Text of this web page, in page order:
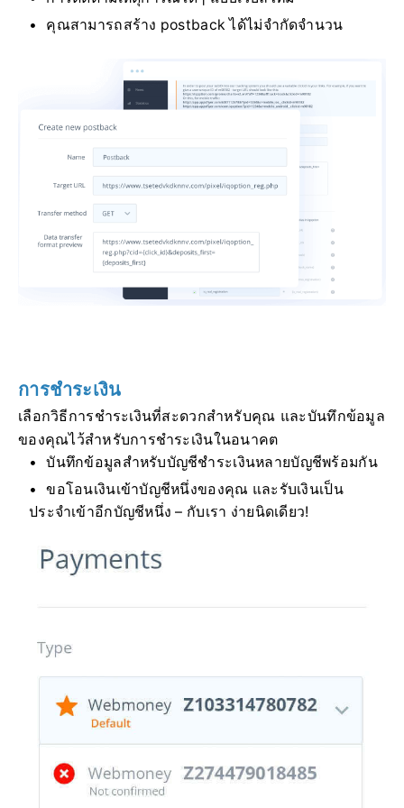
คุณสามารถสร้าง postback ได้ไม่จำกัดจำนวน
การชำระเงิน
เลือกวิธีการชำระเงินที่สะดวกสำหรับคุณ และบันทึกข้อมูล
ของคุณไว้สำหรับการชำระเงินในอนาคต
บันทึกข้อมูลสำหรับบัญชีชำระเงินหลายบัญชีพร้อมกัน
ขอโอนเงินเข้าบัญชีหนึ่งของคุณ และรับเงินเป็น
ประจำเข้าอีกบัญชีหนึ่ง – กับเรา ง่ายนิดเดียว!